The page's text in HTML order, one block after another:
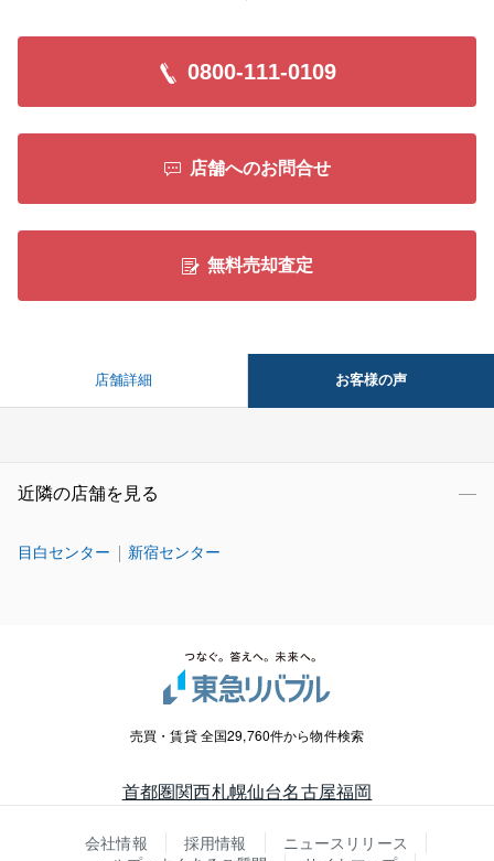
0800-111-0109
店舗へのお問合せ
無料売却査定
店舗詳細 お客様の声
近隣の店舗を見る
目白センター 新宿センター
売買・賃貸 全国29,760件から物件検索
首都圏関西札幌仙台名古屋福岡
会社情報 採用情報
ニュースリリース